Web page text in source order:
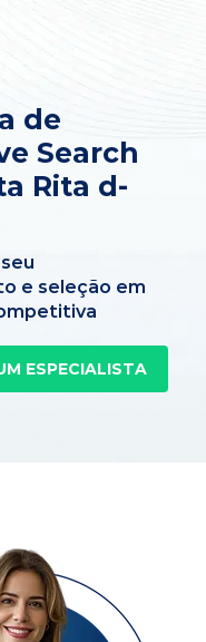
de
Search
Rita d-
e seleção em
ESPECIALISTA